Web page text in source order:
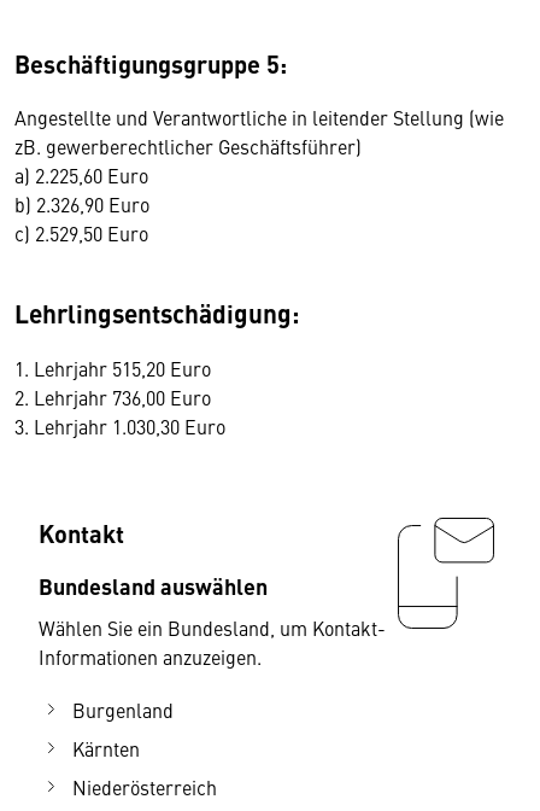
Beschäftigungsgruppe 5:
Angestellte und Verantwortliche in leitender Stellung (wie
zB. gewerberechtlicher Geschäftsführer)
a) 2.225,60 Euro
b) 2.326,90 Euro
c) 2.529,50 Euro
Lehrlingsentschädigung:
1. Lehrjahr 515,20 Euro
2. Lehrjahr 736,00 Euro
3. Lehrjahr 1.030,30 Euro
Kontakt
Bundesland auswählen
Wählen Sie ein Bundesland, um Kontakt-
Informationen anzuzeigen.
Burgenland
Kärnten
Niederösterreich